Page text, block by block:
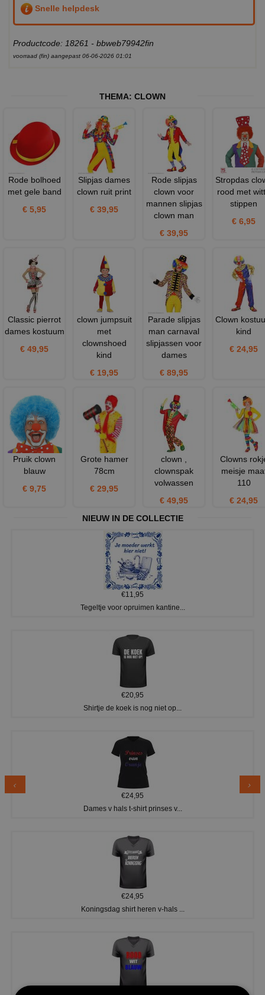
Snelle helpdesk
Productcode: 18261 - bbweb79942fin
voorraad (fin) aangepast 06-06-2026 01:01
THEMA: CLOWN
Rode bolhoed
met gele band
€ 5,95
Slipjas dames
clown ruit print
€ 39,95
Rode slipjas
clown voor
mannen slipjas
clown man
€ 39,95
Stropdas
rood met
stippen
€ 6,95
Classic pierrot
dames kostuum
€ 49,95
clown jumpsuit
met
clownshoed
kind
€ 19,95
Parade slipjas
man carnaval
slipjassen voor
dames
€ 89,95
Clown
kind
€ 24,95
Pruik clown
blauw
€ 9,75
Grote hamer
78cm
€ 29,95
clown ,
clownspak
volwassen
€ 49,95
Clowns
meisje
110
€ 24,95
NIEUW IN DE COLLECTIE
€11,95
Tegeltje voor opruimen kantine...
€20,95
Shirtje de koek is nog niet op...
€24,95
Dames v hals t-shirt prinses v...
€24,95
Koningsdag shirt heren v-hals ...